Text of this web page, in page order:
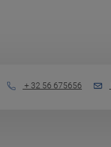
+ 32 56 675656